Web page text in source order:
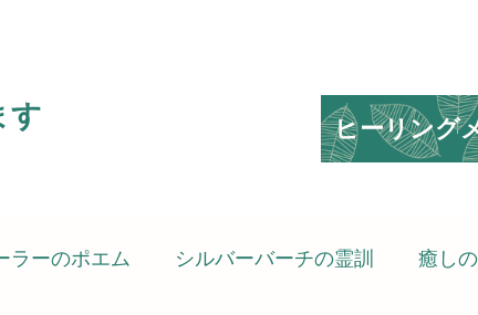
す ヒーリング
ラーのポエム シルバーバーチの霊訓 癒し